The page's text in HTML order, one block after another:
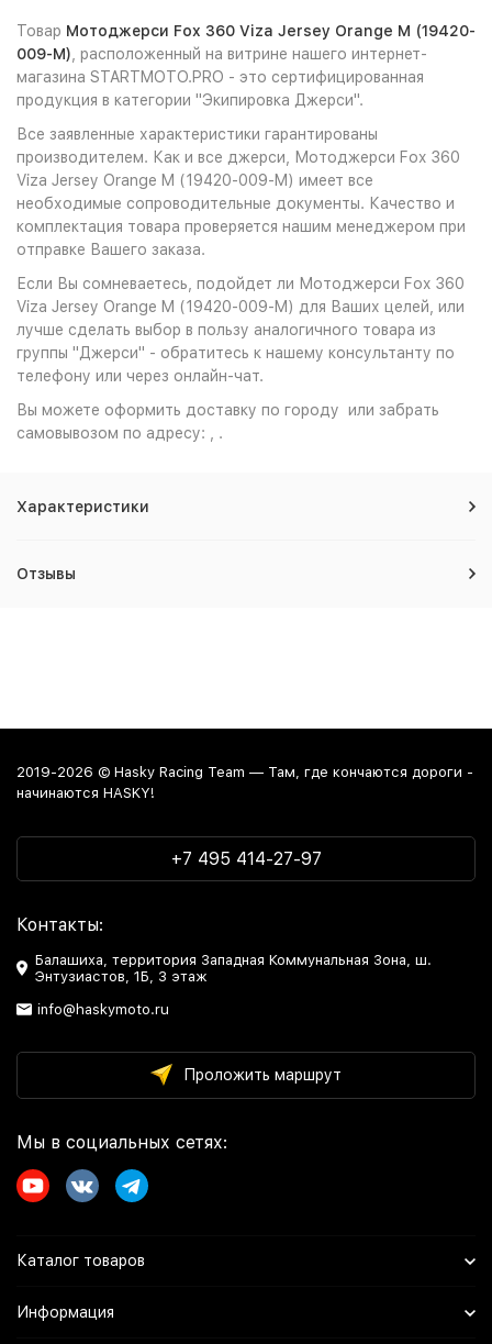
Товар Мотоджерси Fox 360 Viza Jersey Orange M (19420-
009-M) , расположенный на витрине нашего интернет-
магазина STARTMOTO.PRO - это сертифицированная
продукция в категории "Экипировка Джерси".
Все заявленные характеристики гарантированы
производителем. Как и все джерси, Мотоджерси Fox 360
Viza Jersey Orange M (19420-009-M) имеет все
необходимые сопроводительные документы. Качество и
комплектация товара проверяется нашим менеджером при
отправке Вашего заказа.
Если Вы сомневаетесь, подойдет ли Мотоджерси Fox 360
Viza Jersey Orange M (19420-009-M) для Ваших целей, или
лучше сделать выбор в пользу аналогичного товара из
группы "Джерси" - обратитесь к нашему консультанту по
телефону или через онлайн-чат.
Вы можете оформить доставку по городу или забрать
самовывозом по адресу: , .
Характеристики
Отзывы
2019-2026 © Hasky Racing Team — Там, где кончаются дороги -
начинаются HASKY!
+7 495 414-27-97
Контакты:
Балашиха, территория Западная Коммунальная Зона, ш.
Энтузиастов, 1Б, 3 этаж
info@haskymoto.ru
Проложить маршрут
Мы в социальных сетях:
Каталог товаров
Информация